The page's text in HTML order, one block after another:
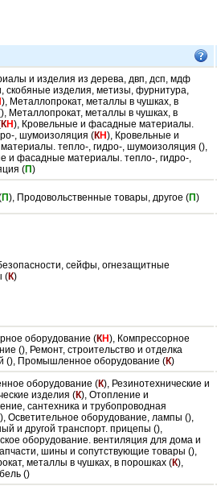
и изделия из дерева, двп, дсп, мдф
скобяные изделия, метизы, фурнитура,
), Металлопрокат, металлы в чушках, в
Металлопрокат, металлы в чушках, в
КН), Кровельные и фасадные материалы.
, шумоизоляция (КН), Кровельные и
тепло-, гидро-, шумоизоляция (),
и фасадные материалы. тепло-, гидро-,
(П)
П), Продовольственные товары, другое (П)
сейфы, огнезащитные
(К)
оборудование (КН), Компрессорное
(), Ремонт, строительство и отделка
(), Промышленное оборудование (К)
оборудование (К), Резинотехнические и
изделия (К), Отопление и
сантехника и трубопроводная
Осветительное оборудование, лампы (),
и другой транспорт. прицепы (),
оборудование. вентиляция для дома и
шины и сопутствующие товары (),
металлы в чушках, в порошках (К),
()